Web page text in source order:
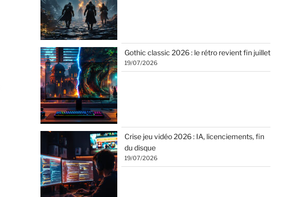
Gothic classic 2026 : le rétro revient fin juillet
19/07/2026
Crise jeu vidéo 2026 : IA, licenciements, fin
du disque
19/07/2026